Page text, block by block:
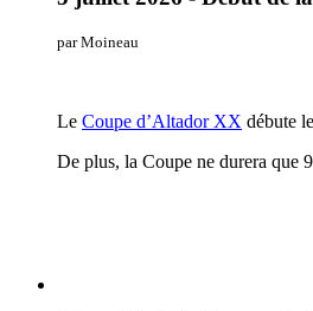
par Moineau
Le Coupe d’Altador XX débute
De plus, la Coupe ne durera que